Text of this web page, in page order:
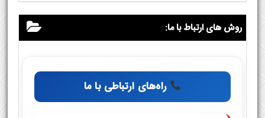
روش های ارتباط با ما:
راه‌های ارتباطی با ما